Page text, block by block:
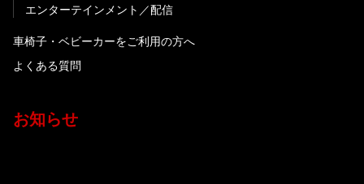
エンターテインメント
配信
車椅子・ベビーカーをご利用の方へ
よくある質問
お知らせ